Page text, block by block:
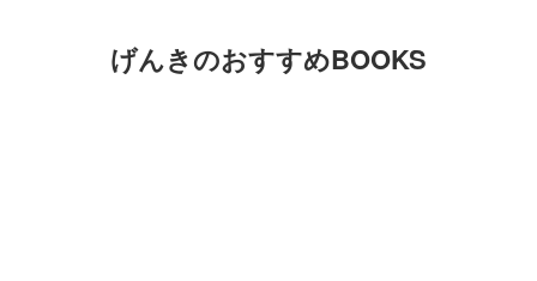
げんきのおすすめBOOKS